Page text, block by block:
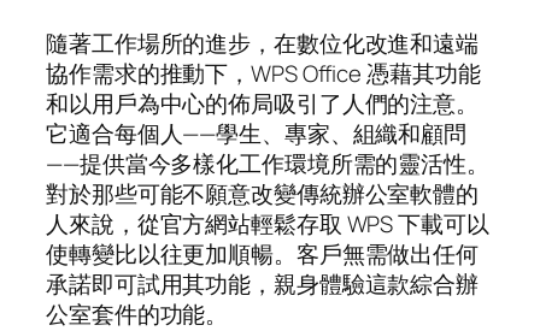
隨著工作場所的進步，在數位化改進和遠端
協作需求的推動下，WPS Office 憑藉其功能
和以用戶為中心的佈局吸引了人們的注意。
它適合每個人——學生、專家、組織和顧問
——提供當今多樣化工作環境所需的靈活性。
對於那些可能不願意改變傳統辦公室軟體的
人來說，從官方網站輕鬆存取 WPS 下載可以
使轉變比以往更加順暢。客戶無需做出任何
承諾即可試用其功能，親身體驗這款綜合辦
公室套件的功能。